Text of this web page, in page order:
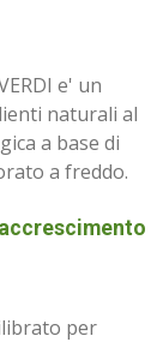
e' un
naturali al
a base di
a freddo.
per